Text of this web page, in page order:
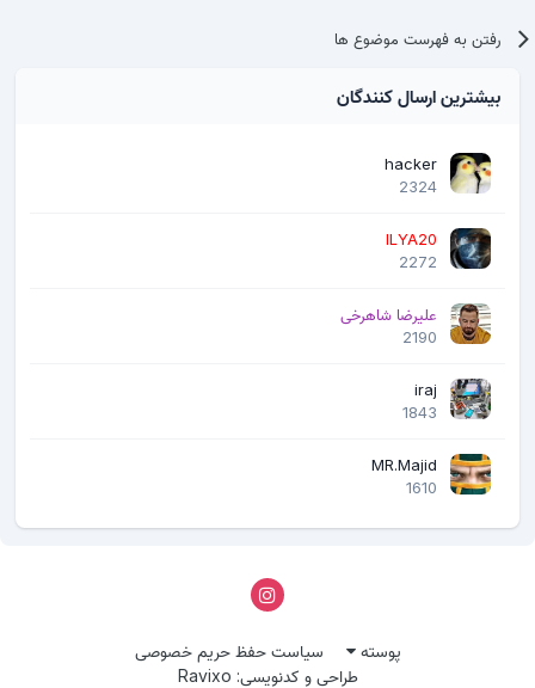
رفتن به فهرست موضوع ها
بیشترین ارسال کنندگان
hacker
2324
ILYA20
2272
علیرضا شاهرخی
2190
iraj
1843
MR.Majid
1610
پوسته
سیاست حفظ حریم خصوصی
طراحی و کدنویسی: Ravixo